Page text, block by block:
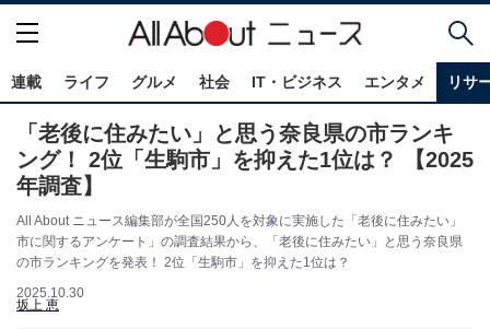
連載 ライフ グルメ 社会 IT・ビジネス エンタメ リサ
「老後に住みたい」と思う奈良県の市ランキ
ング！ 2位「生駒市」を抑えた1位は？ 【2025
年調査】
All About ニュース編集部が全国250人を対象に実施した「老後に住みたい」
市に関するアンケート」の調査結果から、「老後に住みたい」と思う奈良県
の市ランキングを発表！ 2位「生駒市」を抑えた1位は？
2025.10.30
坂上 恵